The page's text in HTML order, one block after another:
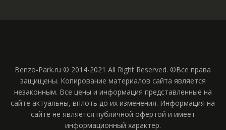
Benzo-Park.ru © 2014-2021 All Right Reserved. ©Все права
защищены. Копирование материалов сайта является
незаконным. Все цены и информация представленные на
сайте актуальны, вплоть до их изменения. Информация на
сайте не является публичной офертой и имеет
информационный характер.